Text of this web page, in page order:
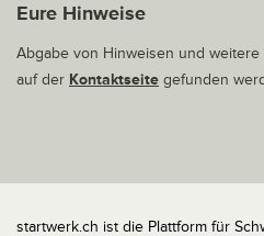
Eure Hinweise
Abgabe von Hinweisen und
auf der Kontaktseite gefunden
startwerk.ch ist die Plattform für